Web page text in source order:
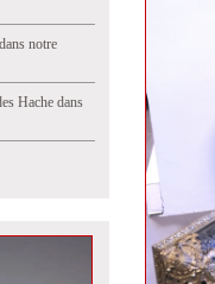
notre
Hache dans